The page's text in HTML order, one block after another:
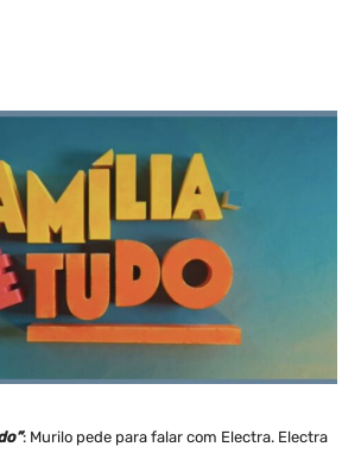
: Murilo pede para falar com Electra. Electra